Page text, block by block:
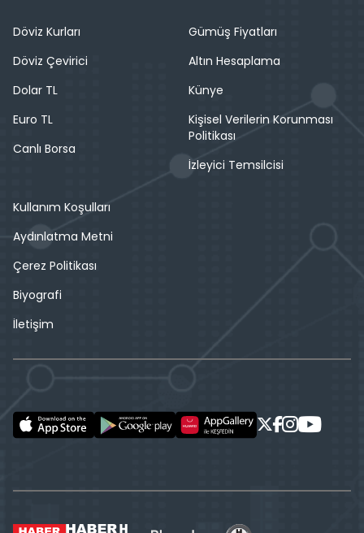
Döviz Kurları
Döviz Çevirici
Dolar TL
Euro TL
Canlı Borsa
Gümüş Fiyatları
Altın Hesaplama
Künye
Kişisel Verilerin Korunması
Politikası
İzleyici Temsilcisi
Kullanım Koşulları
Aydınlatma Metni
Çerez Politikası
Biyografi
İletişim